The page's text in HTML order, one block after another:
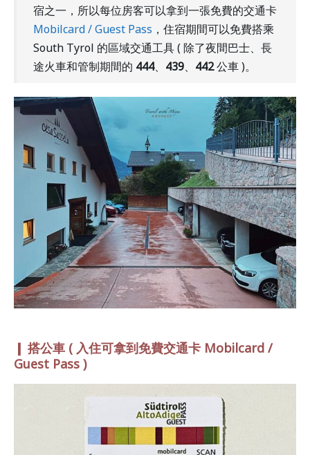
宿之一，所以每位房客可以拿到一張免費的交通卡
Mobilcard / Guest Pass ，住宿期間可以免費搭乘
South Tyrol 的區域交通工具 ( 除了夜間巴士、長
途火車和管制期間的 444、 439、 442公車 )。
❙ 搭公車 ( 入住可拿到免費交通卡 Mobilcard /
Guest Pass )